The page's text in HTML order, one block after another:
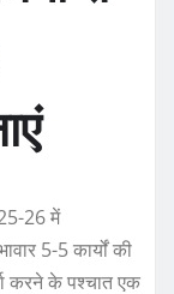
26 में
5-5 कार्यों की
करने के पश्चात एक